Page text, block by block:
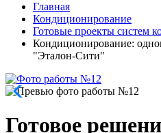
Главная
Кондиционирование
Готовые проекты систем
Кондиционирование:
"Эталон-Сити"
Готовое